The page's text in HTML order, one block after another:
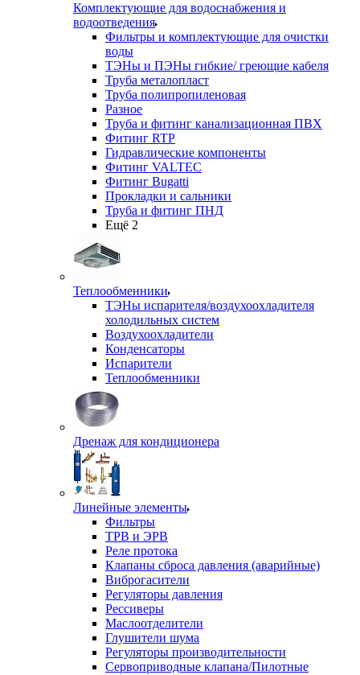
Комплектующие для водоснабжения и
водоотведения
Фильтры и комплектующие для очистки
воды
ТЭНы и ПЭНы гибкие/ греющие кабеля
Труба металопласт
Труба полипропиленовая
Разное
Труба и фитинг канализационная ПВХ
Фитинг RTP
Гидравлические компоненты
Фитинг VALTEC
Фитинг Bugatti
Прокладки и сальники
Труба и фитинг ПНД
Ещё 2
Теплообменники
ТЭНы испарителя/воздухоохладителя
холодильных систем
Воздухоохладители
Конденсаторы
Испарители
Теплообменники
Дренаж для кондиционера
Линейные элементы
Фильтры
ТРВ и ЭРВ
Реле протока
Клапаны сброса давления (аварийные)
Виброгасители
Регуляторы давления
Рессиверы
Маслоотделители
Глушители шума
Регуляторы производительности
Сервоприводные клапана/Пилотные